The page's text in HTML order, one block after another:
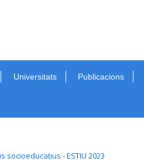
Universitats Publicacions
socioeducatius - ESTIU 2023